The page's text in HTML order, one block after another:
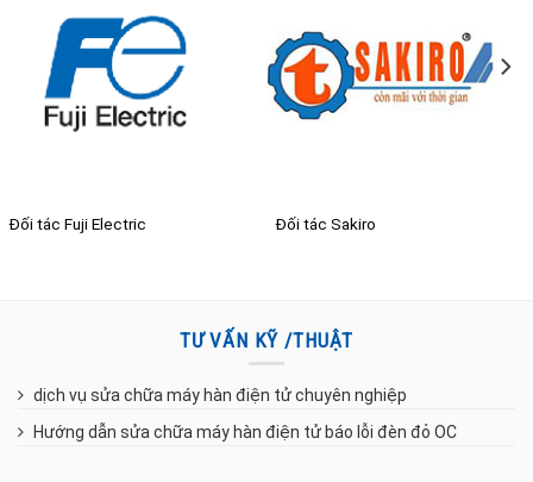
Đối tác Fuji Electric Đối tác Sakiro
TƯ VẤN KỸ /THUẬT
dịch vụ sửa chữa máy hàn điện tử chuyên nghiệp
Hướng dẫn sửa chữa máy hàn điện tử báo lỗi đèn đỏ OC